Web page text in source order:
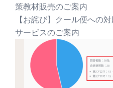
策教材販売のご案内
【お詫び】クール便への
サービスのご案内